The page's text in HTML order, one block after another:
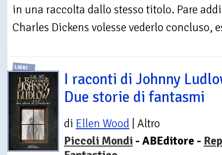
in una raccolta dallo stesso titolo. Pare
Charles Dickens volesse vederlo concluso,
LIBRI
I raconti di Johnny
Due storie di fantasmi
di Ellen Wood | Altro
Piccoli Mondi - ABEditore -